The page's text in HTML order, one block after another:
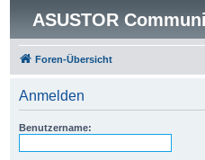
ASUSTOR
Foren-Übersicht
Anmelden
Benutzername: